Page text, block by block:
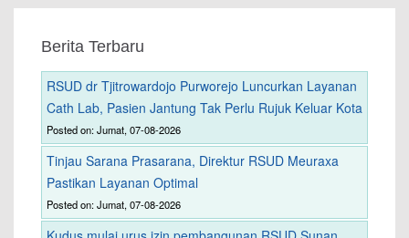
Berita Terbaru
RSUD dr Tjitrowardojo Purworejo Luncurkan Layanan
Cath Lab, Pasien Jantung Tak Perlu Rujuk Keluar Kota
Posted on: Jumat, 07-08-2026
Tinjau Sarana Prasarana, Direktur RSUD Meuraxa
Pastikan Layanan Optimal
Posted on: Jumat, 07-08-2026